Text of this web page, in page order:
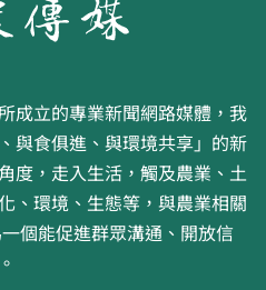
成立的專業新聞網路媒體，我
與食俱進、與環境共享」的新
度，走入生活，觸及農業、土
、環境、生態等，與農業相關
個能促進群眾溝通、開放信